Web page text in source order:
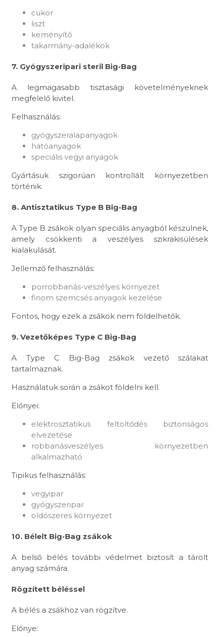
cukor
liszt
keményítő
takarmány-adalékok
7. Gyógyszeripari steril Big-Bag
A legmagasabb tisztasági követelményeknek
megfelelő kivitel.
Felhasználás:
gyógyszeralapanyagok
hatóanyagok
speciális vegyi anyagok
Gyártásuk szigorúan kontrollált környezetben
történik.
8. Antisztatikus Type B Big-Bag
A Type B zsákok olyan speciális anyagból készülnek,
amely csökkenti a veszélyes szikrakisülések
kialakulását.
Jellemző felhasználás:
porrobbanás-veszélyes környezet
finom szemcsés anyagok kezelése
Fontos, hogy ezek a zsákok nem földelhetők.
9. Vezetőképes Type C Big-Bag
A Type C Big-Bag zsákok vezető szálakat
tartalmaznak.
Használatuk során a zsákot földelni kell.
Előnyei:
elektrosztatikus feltöltődés biztonságos
elvezetése
robbanásveszélyes környezetben
alkalmazható
Tipikus felhasználás:
vegyipar
gyógyszeripar
oldószeres környezet
10. Bélelt Big-Bag zsákok
A belső bélés további védelmet biztosít a tárolt
anyag számára.
Rögzített béléssel
A bélés a zsákhoz van rögzítve.
Előnye: